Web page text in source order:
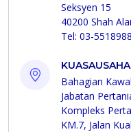
Seksyen 15
40200 Shah
Tel: 03-
Bahagian
Jabatan
Kompleks
KM.7, Jalan